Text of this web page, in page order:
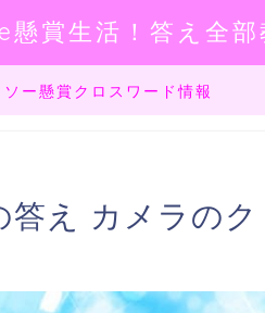
賞生活！答え全部
ソー懸賞クロスワード情報
え カメラのク